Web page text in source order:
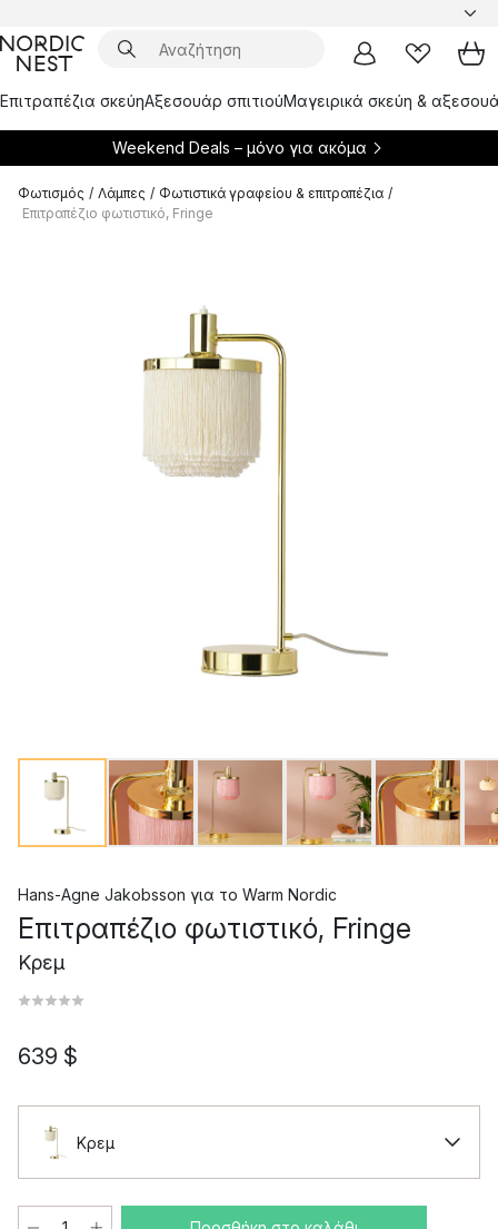
Επιτραπέζια σκεύηΑξεσουάρ σπιτιούΜαγειρικά σκεύη &
Weekend Deals – μόνο για ακόμα
Φωτισμός / Λάμπες / Φωτιστικά γραφείου & επιτραπέζια /
Επιτραπέζιο φωτιστικό, Fringe
Hans-Agne Jakobsson για το Warm Nordic
Επιτραπέζιο φωτιστικό, Fringe
Κρεμ
639 $
Κρεμ